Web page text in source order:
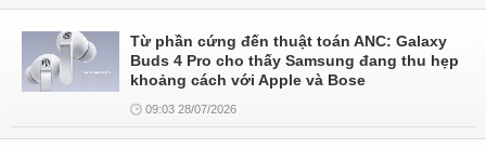
Từ phần cứng đến thuật toán ANC: Galaxy
Buds 4 Pro cho thấy Samsung đang thu hẹp
khoảng cách với Apple và Bose
09:03 28/07/2026